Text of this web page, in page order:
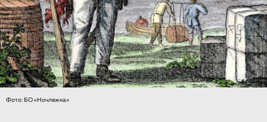
Фото: БО «Ночлежка»